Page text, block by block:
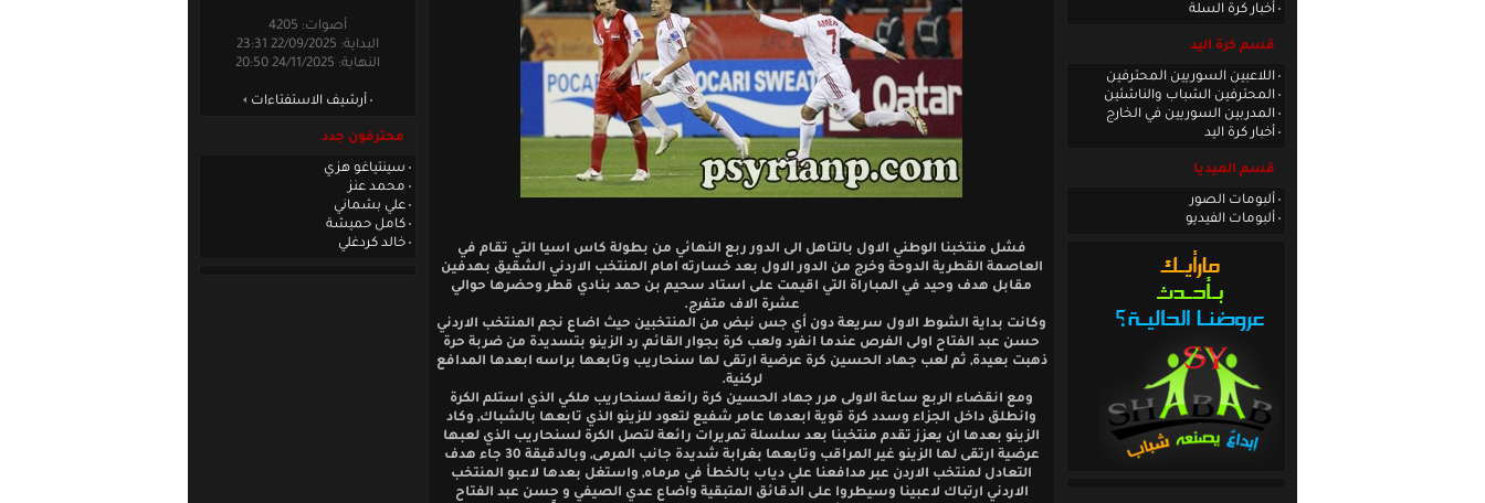
أخبار كرة السلة
قسم كرة اليد
اللاعبين السوريين المحترفين
المحترفين الشباب والناشئين
المدربين السوريين في الخارج
أخبار كرة اليد
قسم الميديا
ألبومات الصور
ألبومات الفيديو
فشل منتخبنا الوطني الاول بالتاهل الى الدور ربع النهائي من بطولة كاس اسيا التي تقام في
العاصمة القطرية الدوحة وخرج من الدور الاول بعد خسارته امام المنتخب الاردني الشقيق بهدفين
مقابل هدف وحيد في المباراة التي اقيمت على استاد سحيم بن حمد بنادي قطر وحضرها حوالي
عشرة الاف متفرج.
وكانت بداية الشوط الاول سريعة دون أي جس نبض من المنتخبين حيث اضاع نجم المنتخب الاردني
حسن عبد الفتاح اولى الفرص عندما انفرد ولعب كرة بجوار القائم, رد الزينو بتسديدة من ضربة حرة
ذهبت بعيدة, ثم لعب جهاد الحسين كرة عرضية ارتقى لها سنحاريب وتابعها براسه ابعدها المدافع
لركنية.
ومع انقضاء الربع ساعة الاولى مرر جهاد الحسين كرة رائعة لسنحاريب ملكي الذي استلم الكرة
وانطلق داخل الجزاء وسدد كرة قوية ابعدها عامر شفيع لتعود للزينو الذي تابعها بالشباك, وكاد
الزينو بعدها ان يعزز تقدم منتخبنا بعد سلسلة تمريرات رائعة لتصل الكرة لسنحاريب الذي لعبها
عرضية ارتقى لها الزينو غير المراقب وتابعها بغرابة شديدة جانب المرمى, وبالدقيقة 30 جاء هدف
التعادل لمنتخب الاردن عبر مدافعنا علي دياب بالخطأ في مرماه, واستغل بعدها لاعبو المنتخب
الاردني ارتباك لاعبينا وسيطروا على الدقائق المتبقية واضاع عدي الصيفي و حسن عبد الفتاح
أصوات: 4205
البداية: 22/09/2025 23:31
النهاية: 24/11/2025 20:50
أرشيف الاستفتاءات
محترفون جدد
سينتياغو هزي
محمد عنز
علي بشماني
كامل حميشة
خالد كردغلي